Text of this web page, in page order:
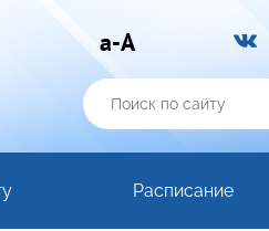
a-A
Расписание